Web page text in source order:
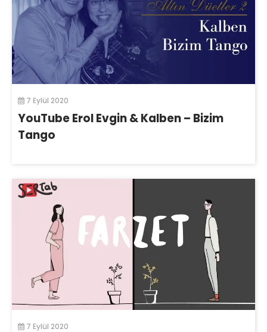
7 Eylül 2020
YouTube Erol Evgin & Kalben – Bizim
Tango
7 Eylül 2020